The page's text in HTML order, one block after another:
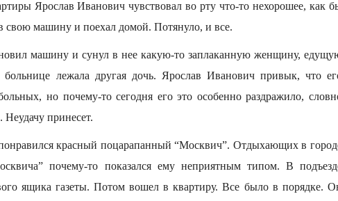
Ярослав Иванович чувствовал во рту что-то нехорошее, как
свою машину и поехал домой. Потянуло, и все.
машину и сунул в нее какую-то заплаканную женщину,
лежала другая дочь. Ярослав Иванович привык, что
но почему-то сегодня его это особенно раздражило,
Неудачу принесет.
красный поцарапанный “Москвич”. Отдыхающих в
почему-то показался ему неприятным типом. В
ящика газеты. Потом вошел в квартиру. Все было в порядке.